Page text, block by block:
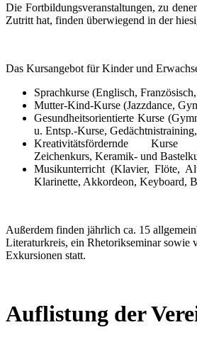
Die Fortbildungsveranstaltungen, zu
Zutritt hat, finden überwiegend in der
Das Kursangebot für Kinder und
Sprachkurse (Englisch,
Mutter-Kind-Kurse (Jazzdance,
Gesundheitsorientierte Kurse
u. Entsp.-Kurse,
Kreativitätsfördernde
Zeichenkurs, Keramik- und
Musikunterricht (Klavier, Flöte,
Klarinette, Akkordeon, Keyboard,
Außerdem finden jährlich ca. 15
Literaturkreis, ein Rhetorikseminar sowie
Exkursionen statt.
Auflistung der